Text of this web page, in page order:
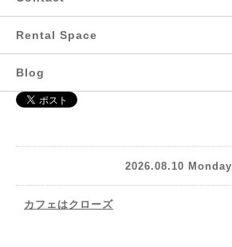
Rental Space
Blog
2026.08.10 Monday
カフェはクローズ